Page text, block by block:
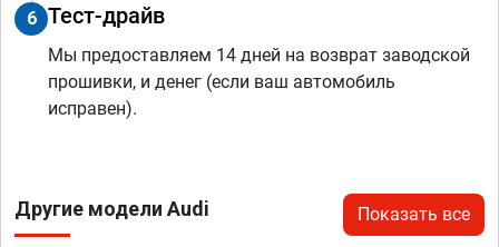
6 Тест-драйв
Мы предоставляем 14 дней на возврат заводской
прошивки, и денег (если ваш автомобиль
исправен).
Другие модели Audi Показать все